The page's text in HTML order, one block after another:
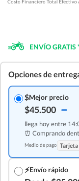
Costo Financiero Total Efectivo
ENVÍO GRATIS
Opciones de
$Mejor precio
$45.500
llega hoy entre
⏰ Comprando
Medio de pago Tarjeta
⚡Envío rápido